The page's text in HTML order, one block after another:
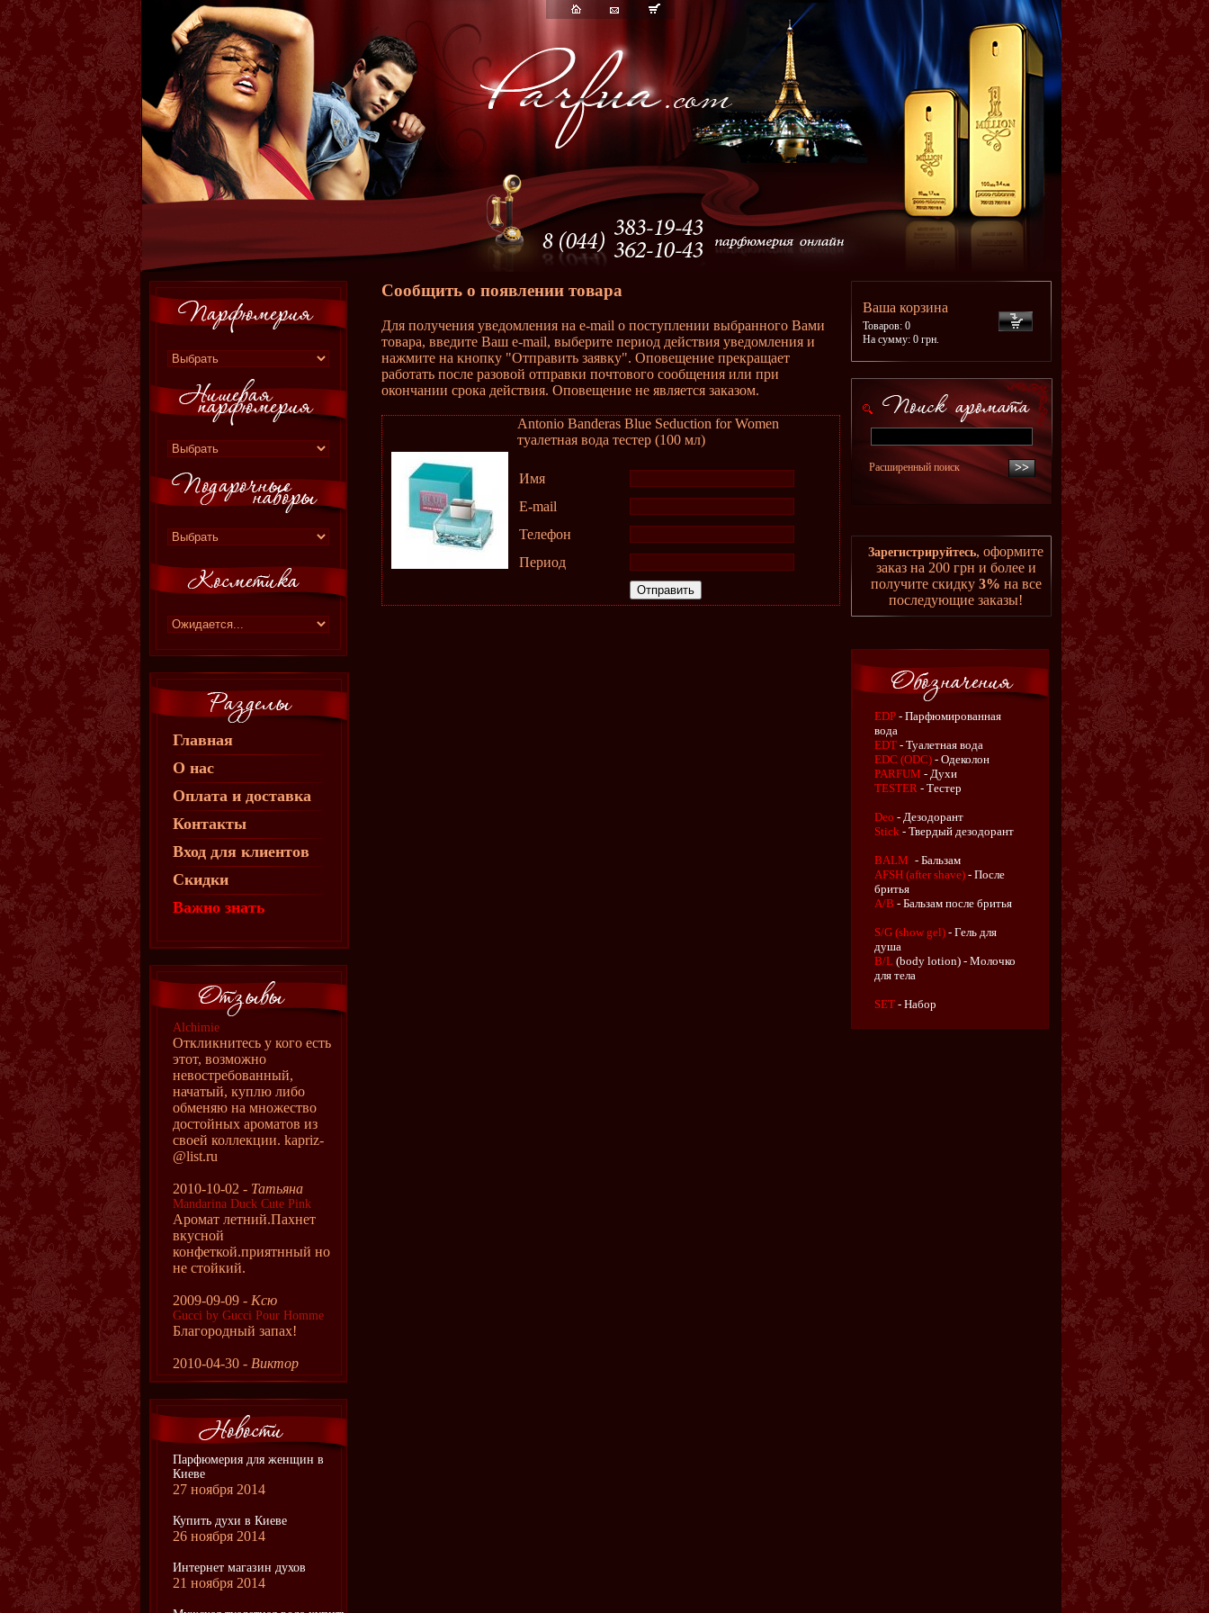
Главная
О нас
Оплата и доставка
Контакты
Вход для клиентов
Скидки
Важно знать
Alchimie
Откликнитесь у кого есть
этот, возможно
невостребованный,
начатый, куплю либо
обменяю на множество
достойных ароматов из
своей коллекции. kapriz-
@list.ru
2010-10-02 - Татьяна
Mandarina Duck Cute Pink
Аромат летний.Пахнет
вкусной
конфеткой.приятнный но
не стойкий.
2009-09-09 - Ксю
Gucci by Gucci Pour Homme
Благородный запах!
2010-04-30 - Виктор
Парфюмерия для женщин в
Киеве
27 ноября 2014
Купить духи в Киеве
26 ноября 2014
Интернет магазин духов
21 ноября 2014
Сообщить о появлении товара
Для получения уведомления на e-mail о поступлении выбранного Вами
товара, введите Ваш e-mail, выберите период действия уведомления и
нажмите на кнопку "Отправить заявку". Оповещение прекращает
работать после разовой отправки почтового сообщения или при
окончании срока действия. Оповещение не является заказом.
Antonio Banderas Blue Seduction for Women
туалетная вода тестер (100 мл)
Имя
E-mail
Телефон
Период
Ваша корзина
Товаров: 0
На сумму: 0 грн.
Расширенный поиск
Зарегистрируйтесь, оформите
заказ на 200 грн и более и
получите скидку 3% на все
последующие заказы!
EDP - Парфюмированная
вода
EDT - Туалетная вода
EDC (ODC) - Одеколон
PARFUM - Духи
TESTER - Тестер
Deo - Дезодорант
Stick - Твердый дезодорант
BALM - Бальзам
AFSH (after shave) - После
бритья
A/B - Бальзам после бритья
S/G (show gel) - Гель для
душа
B/L (body lotion) - Молочко
для тела
SET - Набор